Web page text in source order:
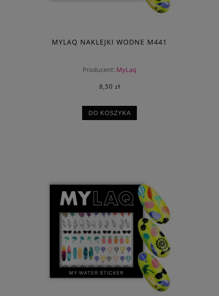
MYLAQ NAKLEJKI WODNE M441
Producent: MyLaq
8,50 zł
DO KOSZYKA